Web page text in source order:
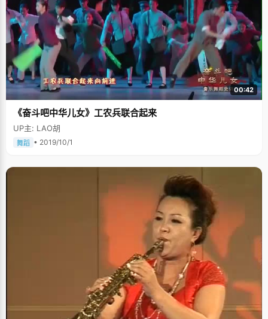
娇》一首，以示鼓励："时光飞逝，转眼间，又是高考六月，不可逃避，须面
对，连场苦战厮杀，血流成河，尸横遍野，正当王中王。遥想二中当年，四
海归顺矣，雄姿引发，勃然而兴，至如今，须靠嫣等学子，怎可选择，必破
众强敌，遇神杀神，遇佛杀佛，不负母校重托。"罗老师的诗幽默风趣，让黄
嫣的情绪稍微轻松了一些。 不自信让黄嫣对自己的要求更多了，既没有采取
自暴自弃的态度，也没有停止去尝试着进步和改变，而是更积极的面对和争
取，"老感觉不自信，所以就老想着多努力一点，多学一点"，黄嫣说，"每次
都进步一点点就很开心了。"谦虚而又自然。 历史老师的话成了现实，黄嫣捧
回了状元的桂冠，尽管刚考完的那天她悲观的哭了好几个小时。如今当了状
元，黄嫣依然是不自信的，尤其到了北大，她有些怯怯的说，"北大精英太多
了，我想得更加努力才不会落下太多吧"。 在细节上下功夫 如果你拿一本历
史课本，翻到某一页给黄嫣出题，她会将页面上的大概内容准确无误的告诉
又偏的内容，都要记下来呀？"黄嫣严肃的回答："你不能保证高考就不考这
些内容吧。" 黄嫣说，自己不算勤奋，也不算聪明，唯一的优点就是注重细
笈就是记笔记，"以前都把笔记记在课本上，高三开始才用专门的本子，这一
记笔才发现，原来记笔记有那么多的好处，不但可以将老师的重点难点归纳
出来，一边思考一边加入自己的体会和心得，会让学习内容更深刻，效率更
高"。尝到甜头后的黄嫣将以前所有记在课本上的笔记都认真的整理到专门的
笔记本上，"有笔记会比较安心，也便于复习。" 会学又会玩，是忠实
扮，爱逛街，喜欢上网听歌，聊天，擅长各种舞蹈的学习和表演，在学校的
各大文娱活动中表现突出。暑假里将《仙剑奇侠传》、《剑侠情缘》、《轩
辕剑》等经典游戏玩得很顺溜。在"快乐女生"最火热的05年，黄嫣跟许多青
春活力的学生们一样，热衷于对偶像的热爱。她是忠实的周笔畅歌迷，因为
活动积极，表现出色，被提拔为"笔"迷粉丝团的骨干，在决赛前期，组织大
家上街去拉票。"追李宇春的票数追得很辛苦，我每天都在家上网投票，关注
比赛情况，"黄嫣说着就笑开了，"有一天因为网络不通畅，我在家闹脾气，
哭鼻子，"为此，黄嫣还跟劝说自己的爸爸闹了回别扭。 黄嫣的高中生活过得
生机盎然，充实而又丰富。来到大学这个更加宽阔的大舞台，黄嫣有了很多
的期望和计划，希望她在人生的第二条跑道上仍能一路稳步前行。
00:42
《奋斗吧中华儿女》工农兵联合起来
UP主: LAO胡
舞蹈 • 2019/10/1